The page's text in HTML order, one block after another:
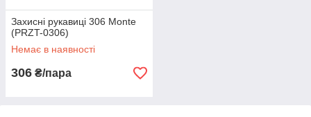
Захисні рукавиці 306 Monte
(PRZT-0306)
Немає в наявності
306 ₴/пара